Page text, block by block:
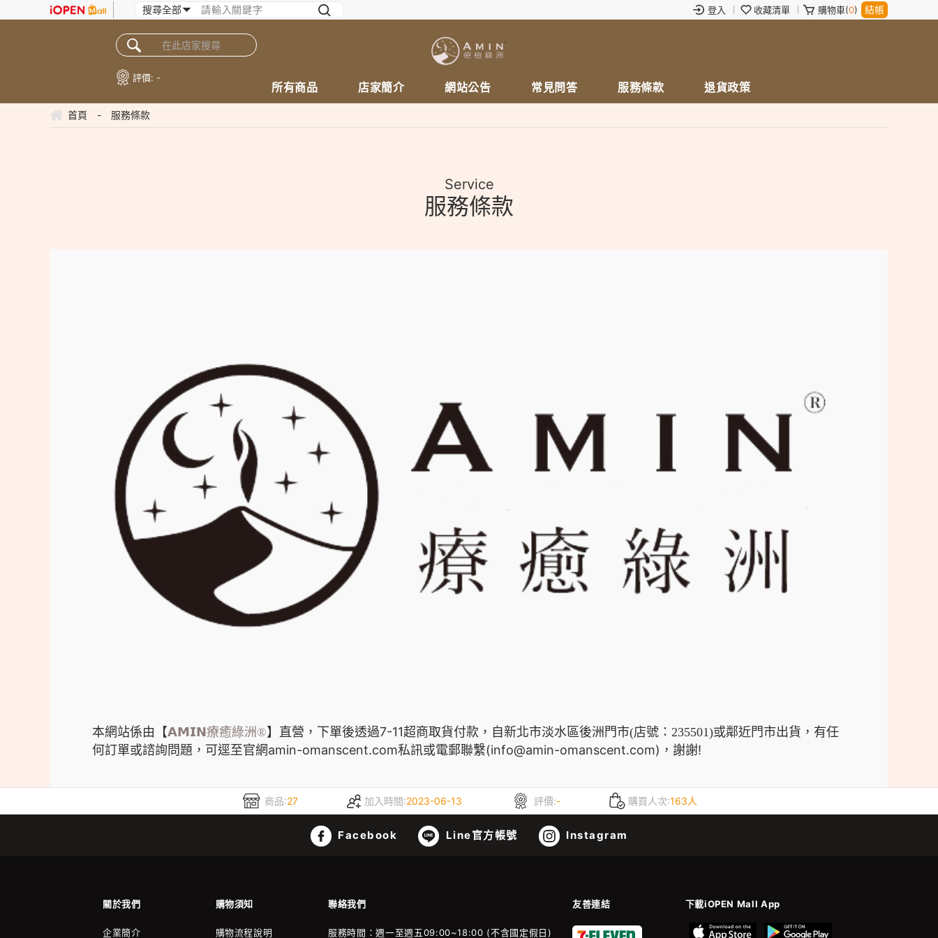
登入 收藏清單 購物車(0) 結帳
評價: -
所有商品 店家簡介 網站公告 常見問答 服務條款 退貨政策
首頁 - 服務條款
Service
服務條款
本網站係由 【𝗔𝗠𝗜𝗡療癒綠洲®】直營，下單後透過7-11超商取貨付款，自新北市淡水區後洲門市(店號：235501)或鄰近門市出貨 ，有任
何訂單或諮詢問題，可逕至官網amin-omanscent.com私訊或電郵聯繫(info@amin-omanscent.com)，謝謝!
商品:27 加入時間:2023-06-13 評價:- 購買人次:163人
Facebook Line官方帳號 Instagram
關於我們 購物須知 聯絡我們 友善連結 下載iOPEN Mall App
企業簡介 購物流程說明 服務時間：週一至週五09:00~18:00 (不含國定假日)